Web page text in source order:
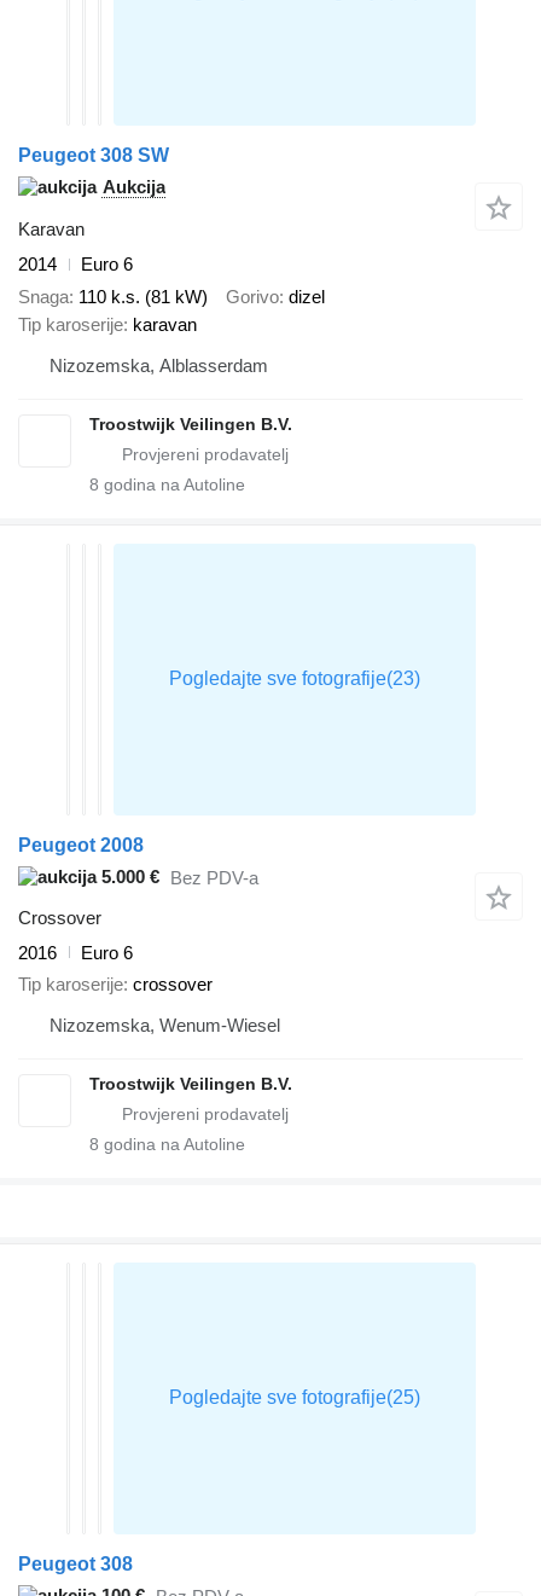
Peugeot 308 SW
Aukcija
Karavan
2014
Euro 6
Snaga 110 k.s. (81 kW) Gorivo dizel
Tip karoserije karavan
Nizozemska, Alblasserdam
Troostwijk Veilingen B.V.
8 godina na Autoline
Peugeot 2008
5.000 € Bez PDV-a
Crossover
2016
Euro 6
Tip karoserije crossover
Nizozemska, Wenum-Wiesel
Troostwijk Veilingen B.V.
8 godina na Autoline
Peugeot 308